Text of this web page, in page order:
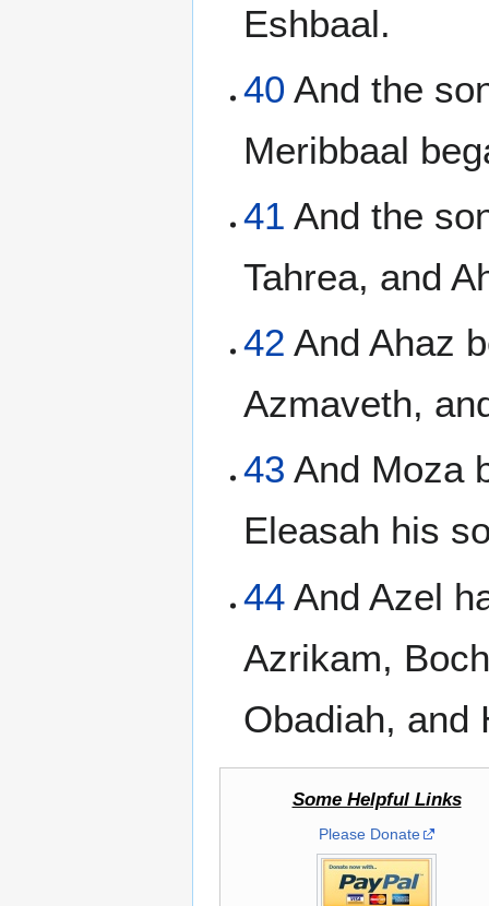
Eshbaal.
40 And the
Meribbaal
41 And the
Tahrea, and
42 And Ahaz
Azmaveth,
43 And Moza
Eleasah his
44 And Azel
Azrikam,
Obadiah, and
Some Helpful Links
Please Donate